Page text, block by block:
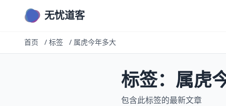
无忧道客
首页 / 标签 / 属虎今年多大
标签：属虎
包含此标签的最新文章